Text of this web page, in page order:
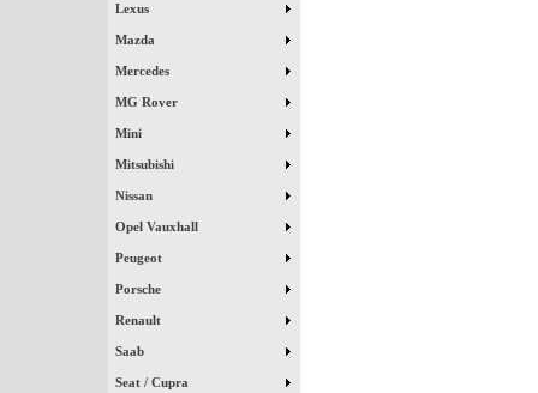
Lexus
Mazda
Mercedes
MG Rover
Mini
Mitsubishi
Nissan
Opel Vauxhall
Peugeot
Porsche
Renault
Saab
Seat / Cupra